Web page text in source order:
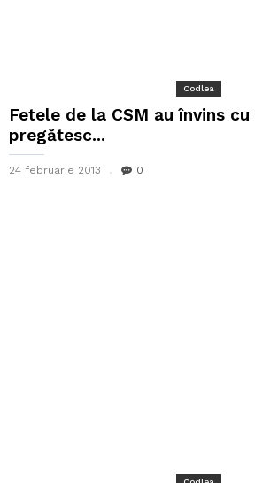
Codlea
Fetele de la CSM au învins
pregătesc...
24 februarie 2013 0